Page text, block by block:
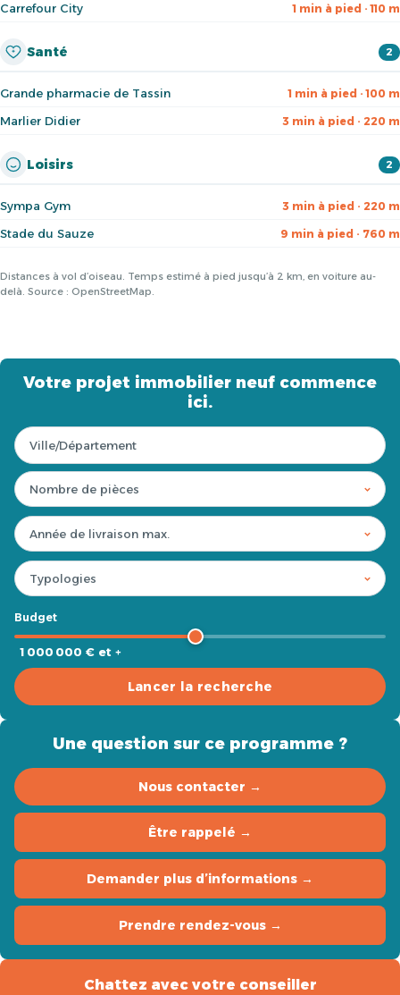
Carrefour City 1 min à pied · 110 m
Santé 2
Grande pharmacie de Tassin 1 min à pied · 100 m
Marlier Didier 3 min à pied · 220 m
Loisirs 2
Sympa Gym 3 min à pied · 220 m
Stade du Sauze 9 min à pied · 760 m
Distances à vol d’oiseau. Temps estimé à pied jusqu’à 2 km, en voiture au-
delà. Source : OpenStreetMap.
Votre projet immobilier neuf commence
ici.
Budget
1 000 000 € et +
Lancer la recherche
Une question sur ce programme ?
Nous contacter →
Être rappelé →
Demander plus d’informations →
Prendre rendez-vous →
Chattez avec votre conseiller